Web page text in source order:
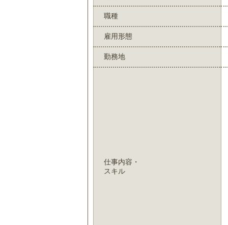
職種
雇用形態
勤務地
仕事内容・
スキル